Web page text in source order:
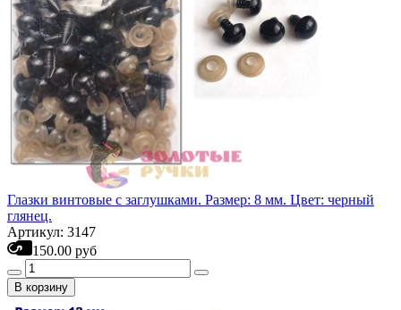
Глазки винтовые с заглушками. Размер: 8 мм. Цвет: черный
глянец.
Артикул: 3147
150.00 руб
В корзину